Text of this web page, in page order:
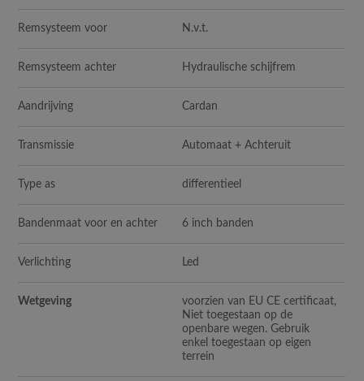
Remsysteem voor N.v.t.
Remsysteem achter Hydraulische schijfrem
Aandrijving Cardan
Transmissie Automaat + Achteruit
Type as differentieel
Bandenmaat voor en achter 6 inch banden
Verlichting Led
Wetgeving
voorzien van EU CE certificaat,
Niet toegestaan op de
openbare wegen. Gebruik
enkel toegestaan op eigen
terrein